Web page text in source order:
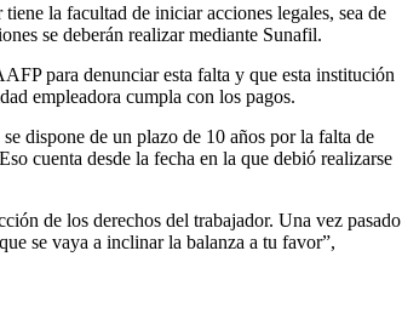
la facultad de iniciar acciones legales, sea de
se deberán realizar mediante Sunafil.
para denunciar esta falta y que esta institución
empleadora cumpla con los pagos.
dispone de un plazo de 10 años por la falta de
cuenta desde la fecha en la que debió realizarse
de los derechos del trabajador. Una vez pasado
se vaya a inclinar la balanza a tu favor”,